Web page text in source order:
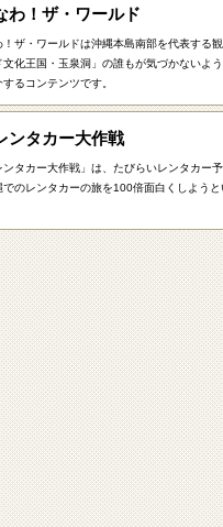
わ！ザ・ワールド
！ザ・ワールドは沖縄本島南部を代表する
文化王国・玉泉洞」の誰もが気づかないよ
るコンテンツです。
ンタカー大作戦
ンタカー大作戦」は、たびらいレンタカー
でのレンタカーの旅を100倍面白くしよう